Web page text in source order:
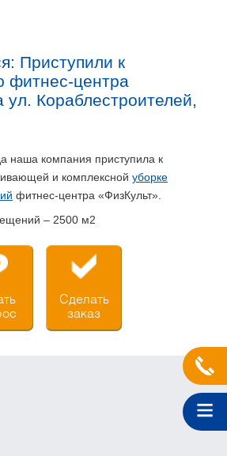
Приступили к
фитнес-центра
ул. Кораблестроителей,
наша компания приступила к
и комплексной уборке
фитнес-центра «ФизКульт».
– 2500 м2
Сделать
заказ